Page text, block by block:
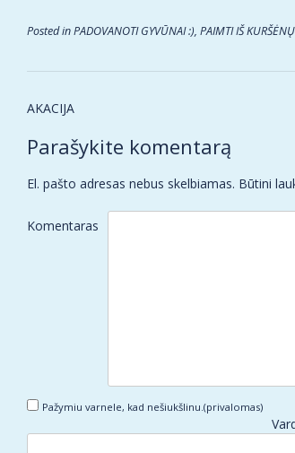
Posted inPADOVANOTI GYVŪNAI :), PAIMTI IŠ
Post
AKACIJA
Parašykite komentarą
El. pašto adresas nebus skelbiamas. Būtini
Komentaras
Pažymiu varnele, kad nešiukšlinu.(privalomas)